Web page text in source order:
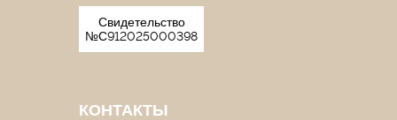
Свидетельство
№С912025000398
КОНТАКТЫ